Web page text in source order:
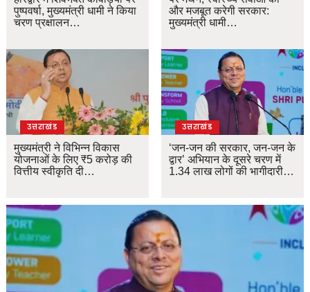
पुष्पवर्षा, मुख्यमंत्री धामी ने किया
चरण प्रक्षालन…
उत्तराखंड
मुख्यमंत्री ने विभिन्न विकास
योजनाओं के लिए ₹5 करोड़ की
वित्तीय स्वीकृति दी…
और मजबूत करेगी सरकार:
मुख्यमंत्री धामी…
उत्तराखंड
‘जन-जन की सरकार, जन-जन के
द्वार’ अभियान के दूसरे चरण में
1.34 लाख लोगों की भागीदारी…